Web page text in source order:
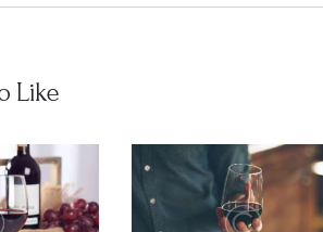
Like